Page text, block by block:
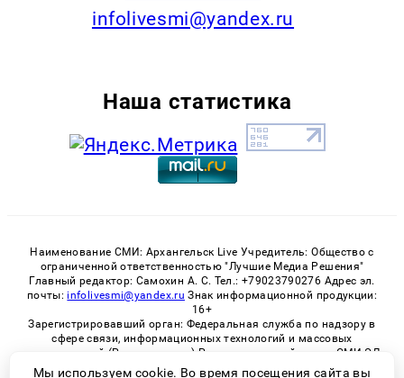
infolivesmi@yandex.ru
Наша статистика
Наименование СМИ: Архангельск Live Учредитель: Общество с
ограниченной ответственностью "Лучшие Медиа Решения"
Главный редактор: Самохин А. С. Тел.: +79023790276 Адрес эл.
почты: infolivesmi@yandex.ru Знак информационной продукции:
16+
Зарегистрировавший орган: Федеральная служба по надзору в
сфере связи, информационных технологий и массовых
коммуникаций (Роскомнадзор) Регистрационный номер СМИ ЭЛ
№ ФС 77 - 82533 от 21.01.2022
Мы используем cookie. Во время посещения сайта вы